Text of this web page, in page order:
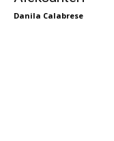
Danila Calabrese